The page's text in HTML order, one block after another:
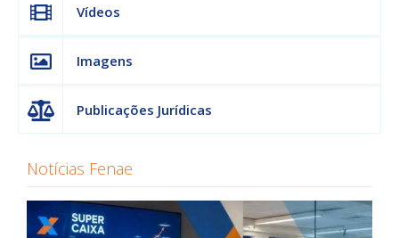
Vídeos
Imagens
Publicações Jurídicas
Notícias Fenae